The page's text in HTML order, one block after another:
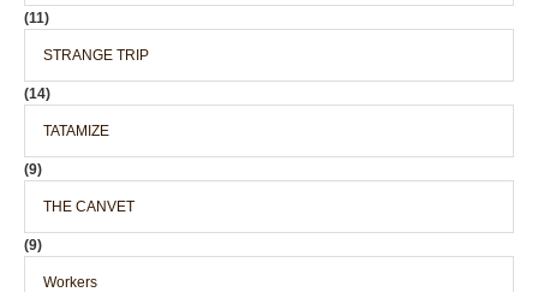
(11)
STRANGE TRIP
(14)
TATAMIZE
(9)
THE CANVET
(9)
Workers